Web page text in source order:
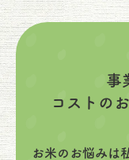
事
コストの
お米のお悩みは